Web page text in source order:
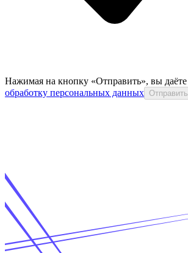
Нажимая на кнопку «Отправить», вы даёте
обработку персональных данных Отправить